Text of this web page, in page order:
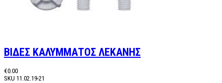
ΒΙΔΕΣ ΚΑΛΥΜΜΑΤΟΣ ΛΕΚΑΝΗΣ
€0.00
SKU 11.02.19-21